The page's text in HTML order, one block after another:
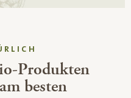
Produkten
besten